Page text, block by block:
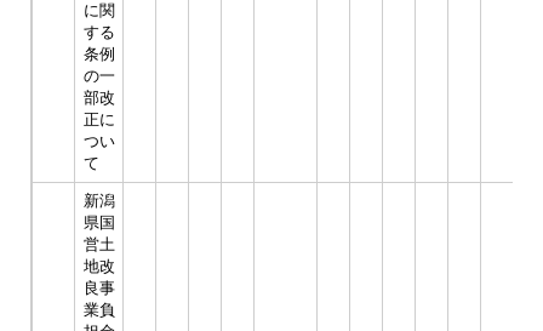
に関
する
条例
の一
部改
正に
つい
て
新潟
県国
営土
地改
良事
業負